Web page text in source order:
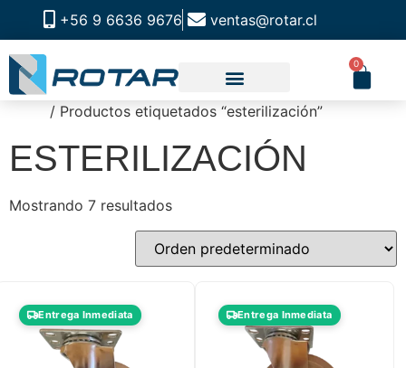
+56 9 6636 9676 ventas@rotar.cl
0
/ Productos etiquetados “esterilización”
ESTERILIZACIÓN
Mostrando 7 resultados
Entrega Inmediata Entrega Inmediata